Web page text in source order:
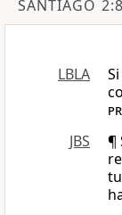
SANTIAGO 2:8
LBLA
JBS
¶